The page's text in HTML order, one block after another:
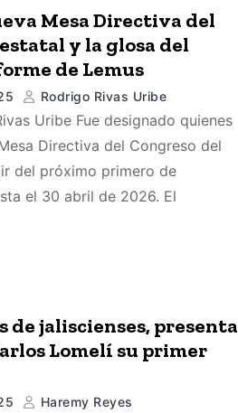
Mesa Directiva del
y la glosa del
de Lemus
Rodrigo Rivas Uribe
Uribe Fue designado quienes
Directiva del Congreso del
del próximo primero de
el 30 abril de 2026. El
de jaliscienses, presenta
Lomelí su primer
Haremy Reyes